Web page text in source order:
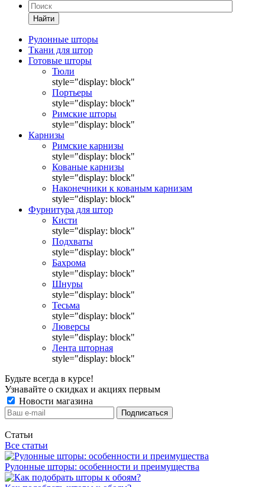
Найти
Рулонные шторы
Ткани для штор
Готовые шторы
Тюли
style="display: block"
Портьеры
style="display: block"
Римские шторы
style="display: block"
Карнизы
Римские карнизы
style="display: block"
Кованые карнизы
style="display: block"
Наконечники к кованым карнизам
style="display: block"
Фурнитура для штор
Кисти
style="display: block"
Подхваты
style="display: block"
Бахрома
style="display: block"
Шнуры
style="display: block"
Тесьма
style="display: block"
Люверсы
style="display: block"
Лента шторная
style="display: block"
Будьте всегда в курсе!
Узнавайте о скидках и акциях первым
Новости магазина
Статьи
Все статьи
Рулонные шторы: особенности и преимущества